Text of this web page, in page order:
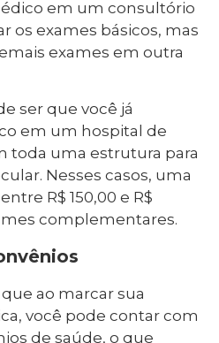
em um consultório
os exames básicos, mas
exames em outra
ser que você já
em um hospital de
toda uma estrutura para
Nesses casos, uma
R$ 150,00 e R$
complementares.
ao marcar sua
você pode contar com
de saúde, o que